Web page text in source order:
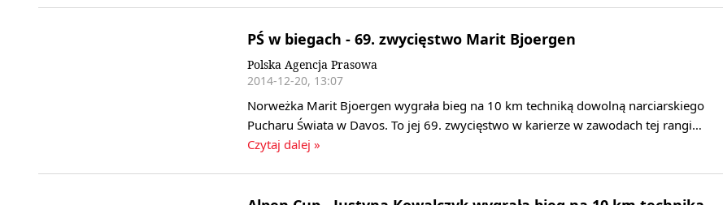
PŚ w biegach - 69. zwycięstwo Marit Bjoergen
Polska Agencja Prasowa
2014-12-20, 13:07
Norweżka Marit Bjoergen wygrała bieg na 10 km techniką dowolną narciarskiego
Pucharu Świata w Davos. To jej 69. zwycięstwo w karierze w zawodach tej rangi…
Czytaj dalej »